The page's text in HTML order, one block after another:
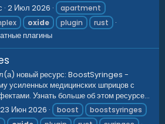
2 Июл 2026
apartment
oxide plugin rust
плагины
новый ресурс: BoostSyringes -
усиленных медицинских шприцов с
Узнать больше об этом ресурсе...
23 Июн 2026 boost
boostsyringes